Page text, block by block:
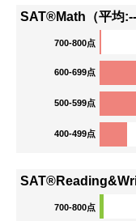
SAT®Math（平均
700-800点
600-699点
500-599点
400-499点
700-800点